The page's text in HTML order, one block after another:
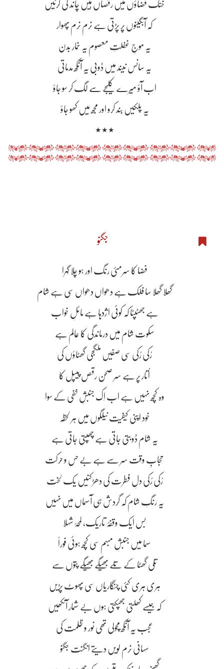
خنک فضاؤں میں رقصاں ہیں چاند کی کرنیں
کہ آبگینوں پر پڑتی ہے نرم نرم پھوار
یہ موجِ غفلتِ معصوم یہ خمارِ بدن
یہ سانس نیند میں ڈوبی یہ آنکھ مدماتی
اب آؤ میرے کلیجے سے لگ کر سو جاؤ
یہ پلکیں بند کرو اور مجھ میں کھو جاؤ
٭٭٭
جگنو
فضا کا سرمئی رنگ اور ہو چلا گہرا
گھلا گھلا سا فلک ہے دھواں دھواں سی ہے شام
ہے جھٹپٹا کہ کوئی اژدہا ہے مائلِ خواب
سکوتِ شام میں درماندگی کا عالم ہے
رُکی رُکی سی صفیں ملگجی گھٹاؤں کی
اُتار پر ہے سر صحن رقص پیپل کا
وہ کچھ نہیں ہے اب اِک جنبشِ خفی کے سوا
خود اپنی کیفیت نیلگوں میں ہر لحظہ
یہ شام ڈوبتی جاتی ہے چھپتی جاتی ہے
حجابِ وقت سر سے ہے بے حس و حرکت
رُکی رُکی دلِ فطرت کی دھڑکنیں یک لخت
یہ رنگِ شام کہ گردش ہی آسماں میں نہیں
بس ایک وقفۂ تاریک، لمحۂ شہلا
سما میں جنبشِ مبہم سی کچھ ہوئی فوراً
تلی گھٹا کے تلے بھیگے بھیگے پتوّں سے
ہری ہری کئی چنگاریاں سی پھوٹ پڑیں
کہ جیسے کھلتی جھپکتی ہوں بے شمار آنکھیں
عجب یہ آنکھ مچولی تھی نور و ظلمت کی
سہانی نرم لویں دیتے انگنت جگنو